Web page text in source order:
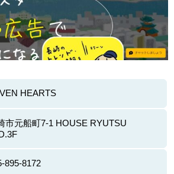
HEARTS
市元船町7-1 HOUSE RYUTSU
895-8172